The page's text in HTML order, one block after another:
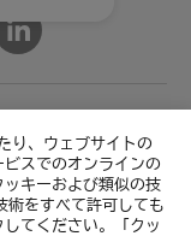
り、ウェブサイトの
スでのオンラインの
キーおよび類似の技
術をすべて許可しても
てください。「クッ
法に基づく表記